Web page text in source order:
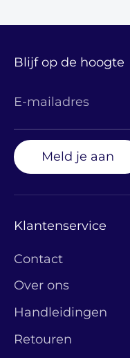
Blijf op de hoogte
E-mailadres
Meld je aan
Klantenservice
Contact
Over ons
Handleidingen
Retouren